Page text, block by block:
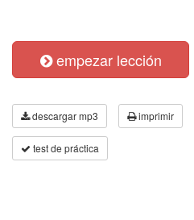
empezar lección
descargar mp3 imprimir
test de práctica